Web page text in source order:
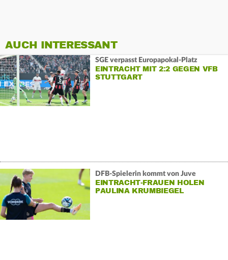
AUCH INTERESSANT
SGE verpasst Europapokal-Platz
EINTRACHT MIT 2:2 GEGEN VFB
STUTTGART
DFB-Spielerin kommt von Juve
EINTRACHT-FRAUEN HOLEN
PAULINA KRUMBIEGEL